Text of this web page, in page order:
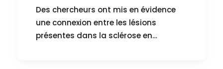
Des chercheurs ont mis en évidence
une connexion entre les lésions
présentes dans la sclérose en…